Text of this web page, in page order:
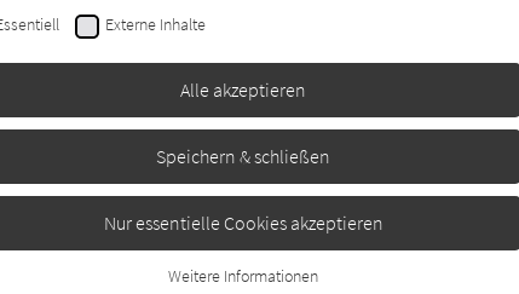
Buchtyp Autor*in Magazin
Externe Inhalte
Alle akzeptieren
Speichern & schließen
Nur essentielle Cookies akzeptieren
Weitere Informationen